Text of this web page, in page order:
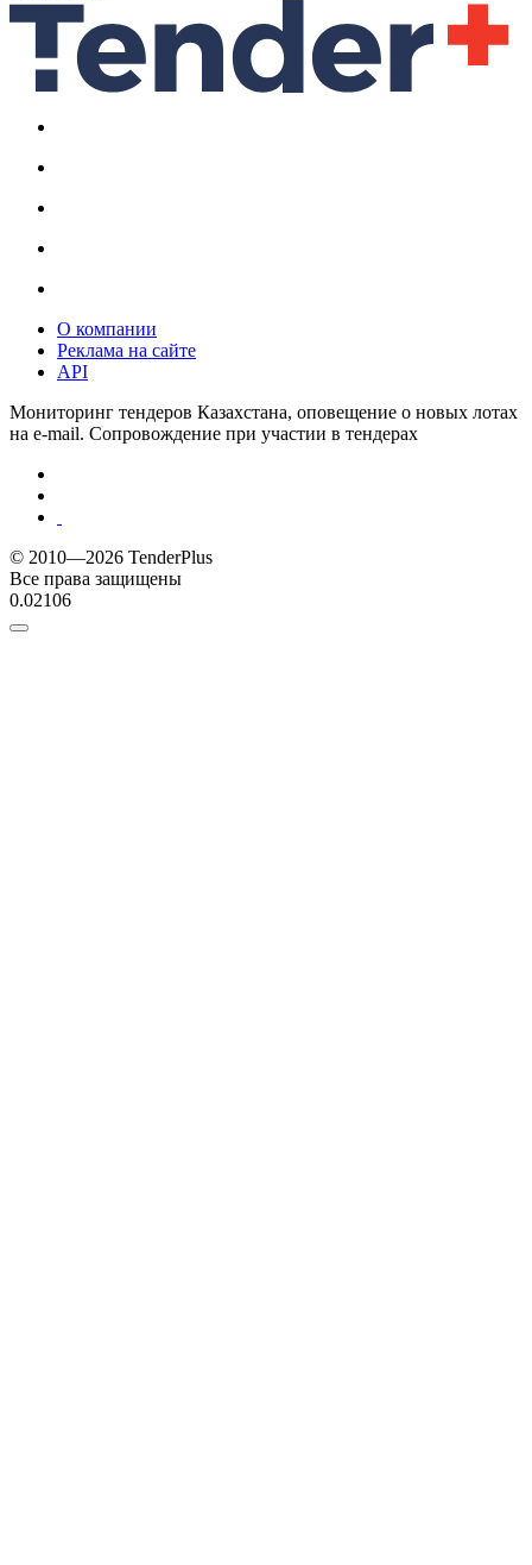
О компании
Реклама на сайте
API
Мониторинг тендеров Казахстана, оповещение о новых лотах
на e-mail. Сопровождение при участии в тендерах
© 2010—2026 TenderPlus
Все права защищены
0.02106